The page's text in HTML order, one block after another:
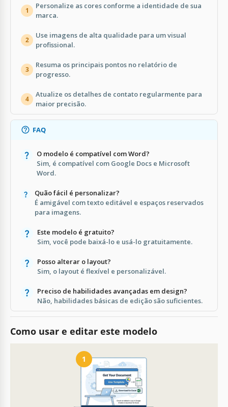
1
Personalize as cores conforme a identidade de sua
marca.
2
Use imagens de alta qualidade para um visual
profissional.
3
Resuma os principais pontos no relatório de
progresso.
4
Atualize os detalhes de contato regularmente para
maior precisão.
FAQ
O modelo é compatível com Word?
Sim, é compatível com Google Docs e Microsoft
Word.
Quão fácil é personalizar?
É amigável com texto editável e espaços reservados
para imagens.
Este modelo é gratuito?
Sim, você pode baixá-lo e usá-lo gratuitamente.
Posso alterar o layout?
Sim, o layout é flexível e personalizável.
Preciso de habilidades avançadas em design?
Não, habilidades básicas de edição são suficientes.
Como usar e editar este modelo
1